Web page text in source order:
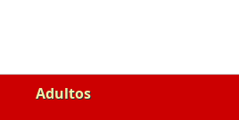
Adultos